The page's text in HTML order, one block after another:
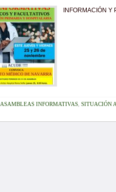
INFORMACIÓN Y
ASAMBLEAS INFORMATIVAS SITUACIÓN